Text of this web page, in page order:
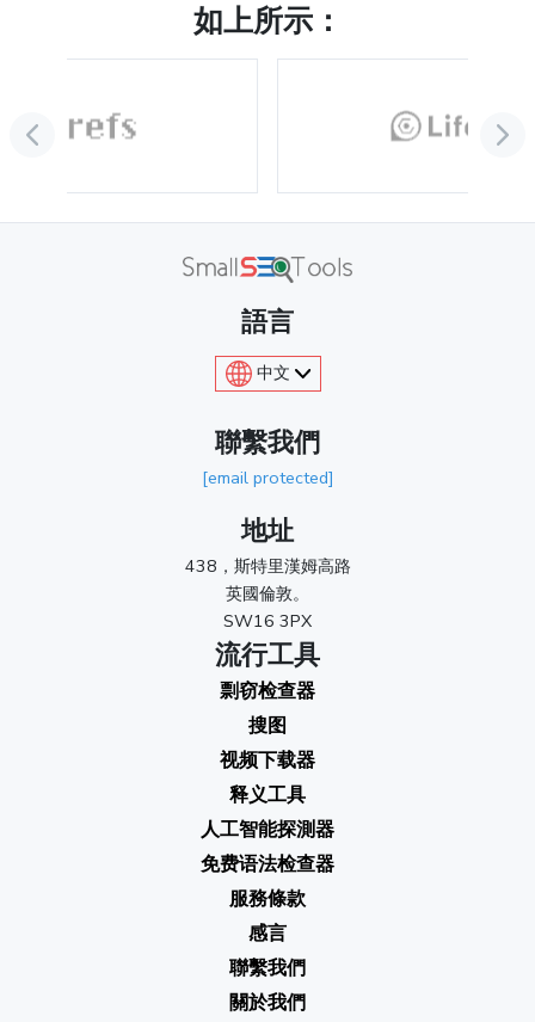
如上所示：
語言
中文
聯繫我們
[email protected]
地址
438，斯特里漢姆高路
英國倫敦。
SW16 3PX
流行工具
剽窃检查器
搜图
视频下载器
释义工具
人工智能探測器
免费语法检查器
服務條款
感言
聯繫我們
關於我們